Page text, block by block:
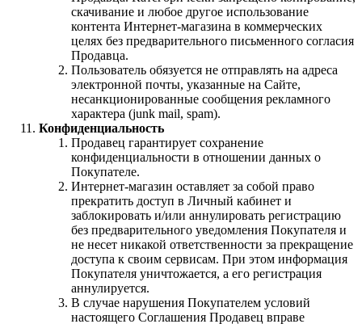
скачивание и любое другое использование
контента Интернет-магазина в коммерческих
целях без предварительного письменного согласия
Продавца.
Пользователь обязуется не отправлять на адреса
электронной почты, указанные на Сайте,
несанкционированные сообщения рекламного
характера (junk mail, spam).
Конфиденциальность
Продавец гарантирует сохранение
конфиденциальности в отношении данных о
Покупателе.
Интернет-магазин оставляет за собой право
прекратить доступ в Личный кабинет и
заблокировать и/или аннулировать регистрацию
без предварительного уведомления Покупателя и
не несет никакой ответственности за прекращение
доступа к своим сервисам. При этом информация
Покупателя уничтожается, а его регистрация
аннулируется.
В случае нарушения Покупателем условий
настоящего Соглашения Продавец вправе